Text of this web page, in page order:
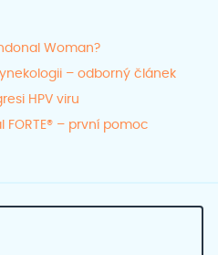
Woman?
– odborný článek
HPV viru
– první pomoc